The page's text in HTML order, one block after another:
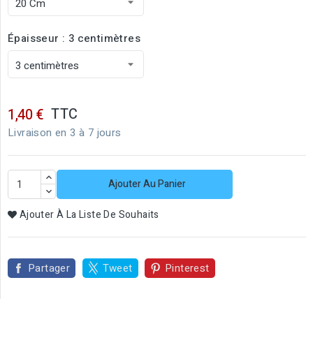
Épaisseur : 3 centimètres
1,40 € TTC
Livraison en 3 à 7 jours
Ajouter Au Panier
Ajouter À La Liste De Souhaits
Partager Tweet Pinterest